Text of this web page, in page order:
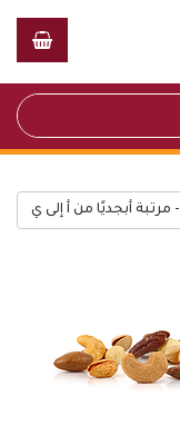
أبجديًا من أ إلى ي